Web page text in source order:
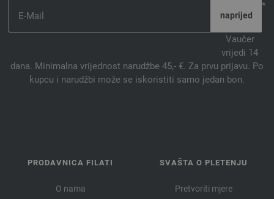
*
Vaučer
vrijedi 14
dana. Minimalna vrijednost narudžbe 45,- €. Za prvu prijavu. Po
kupcu i narudžbi može se iskoristiti samo jedan bon.
PRODAVNICA FILATI
O nama
SVAŠTA O PLETENJU
Pretvoriti mjere